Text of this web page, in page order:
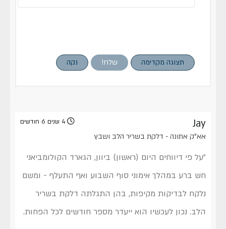
תצוגה מקדימה שלח! נקה
Jay 4 שנים 6 חודשים
אא"ק אתונה - דלקת בשריר הלב ושבץ
"על פי דיווחים היום (ראשון) ביוון, הגארד הקולומביאני
חש ברע במהלך אימוני סוף השבוע ואף התעלף - ומשם
נלקח לבדיקות מקיפות, בהן התגלתה דלקת בשריר
הלב. נכון לעכשיו הוא ייעדר מספר חודשים לכל הפחות.